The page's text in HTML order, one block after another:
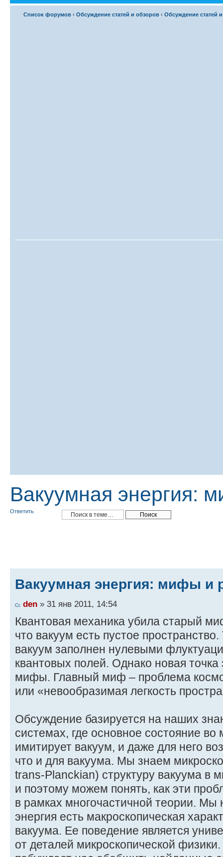
Список форумов ‹ Обсуждение статей и обзоров ‹ Обсуждение статей
Вакуумная энергия:
Ответить
Вакуумная энергия: мифы и
den » 31 янв 2011, 14:54
Квантовая механика убила старый
что вакуум есть пустое
вакуум заполнен нулевыми
квантовых полей. Однако новая
мифы. Главный миф – проблема
или «невообразимая легкость
Обсуждение базируется на наших
системах, где основное состояние
имитирует вакуум, и даже для него
что и для вакуума. Мы знаем
trans-Planckian) структуру вакуума в
и поэтому можем понять, как эти
в рамках многочастичной теории. Мы
энергия есть макроскопическая
вакуума. Ее поведение является
от деталей микроскопической